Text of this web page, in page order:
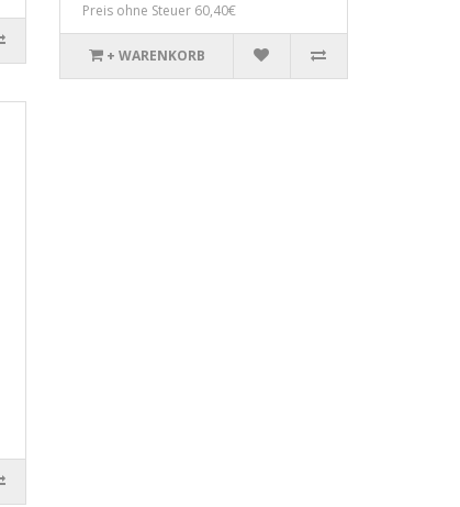
Preis ohne Steuer 60,40€
+ WARENKORB